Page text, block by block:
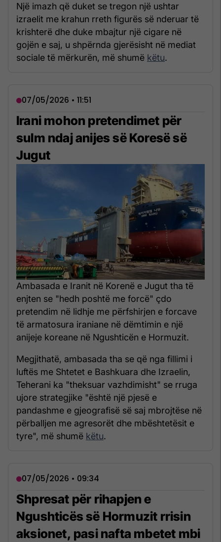
Një imazh që duket se tregon një ushtar
izraelit me krahun rreth figurës së nderuar të
krishterë dhe duke mbajtur një cigare në
gojën e saj, u shpërnda gjerësisht në mediat
sociale të mërkurën, më shumë këtu.
07/05/2026 • 11:51
Irani mohon pretendimet për
sulm ndaj anijes së Koresë së
Jugut
Ambasada e Iranit në Korenë e Jugut tha të
enjten se "hedh poshtë me forcë" çdo
pretendim në lidhje me përfshirjen e forcave
të armatosura iraniane në dëmtimin e një
anijeje koreane në Ngushticën e Hormuzit.
Megjithatë, ambasada tha se që nga fillimi i
luftës me Shtetet e Bashkuara dhe Izraelin,
Teherani ka "theksuar vazhdimisht" se rruga
ujore strategjike "është një pjesë e
pandashme e gjeografisë së saj mbrojtëse në
përballjen me agresorët dhe mbështetësit e
tyre", më shumë këtu.
07/05/2026 • 09:34
Shpresat për rihapjen e
Ngushticës së Hormuzit rrisin
aksionet, pasi nafta mbetet mbi